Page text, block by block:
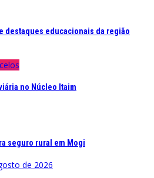
destaques educacionais da região
no Núcleo Itaim
seguro rural em Mogi
de 2026